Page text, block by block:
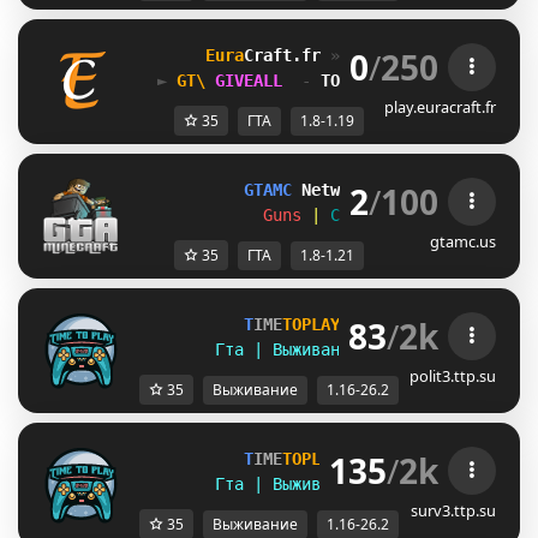
EuraCraft.fr » GTA, Training
► XZJ GIVEALL - TOUS LES DIMANCHE
0/250
play.euracraft.fr
35 ГТА 1.8-1.19
GTAMC Network > [1.8-1.21+]
Guns
Cops | Cars Houses
2/100
gtamc.us
35 ГТА 1.8-1.21
TIMETOPL AY ▪ [1 .16 -
]
Гта | Выживание | Полит | Ивенты
83/2k
polit3.ttp.su
35 Выживание 1.16-26.2
TIMETOPL Y ▪ [1 .16 -
]
Гта | Выживание | Полит | Ивенты
135/2k
surv3.ttp.su
35 Выживание 1.16-26.2